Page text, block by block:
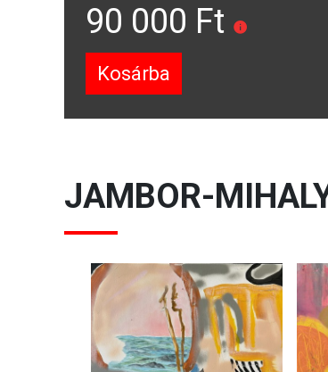
90 000 Ft
Kosárba
JAMBOR-